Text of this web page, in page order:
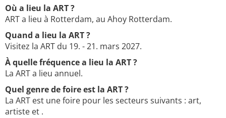
Où a lieu la ART ?
ART a lieu à Rotterdam, au Ahoy Rotterdam.
Quand a lieu la ART ?
Visitez la ART du 19. - 21. mars 2027.
À quelle fréquence a lieu la ART ?
La ART a lieu annuel.
Quel genre de foire est la ART ?
La ART est une foire pour les secteurs suivants : art,
artiste et .